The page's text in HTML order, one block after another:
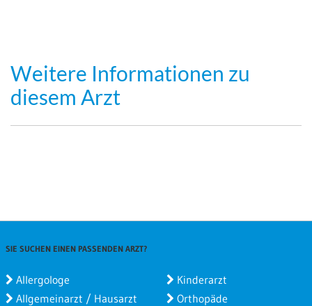
Weitere Informationen zu
diesem Arzt
SIE SUCHEN EINEN PASSENDEN ARZT?
Allergologe
Allgemeinarzt / Hausarzt
Kinderarzt
Orthopäde